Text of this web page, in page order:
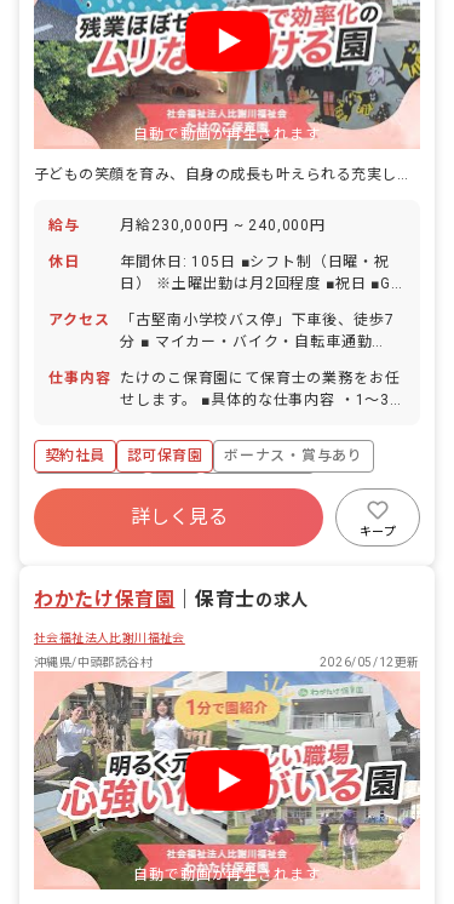
自動で動画が再生されます
子どもの笑顔を育み、自身の成長も叶えられる充実した環境が魅力
給与 月給230,000円 ~ 240,000円
休日
年間休日: 105日 ■シフト制（日曜・祝
日） ※土曜出勤は月2回程度 ■祝日 ■GW
1/3） ■有給休暇（取得率65％／1時間
単位での取得可／5日以上の連休相談
OK） ■慶弔休暇 ■産前産後・育児休暇
（取得率100％・復帰率100％） ■介
結納・結婚式・披露宴・新婚旅行） ■出
産休暇（妻の出産） ■忌引休暇（近親
予防休暇 ■慰霊の日休暇 ■生理休暇 ■在
宅勤務時の養育・介護可能措置 ※お子様
の体調不良や行事による遅刻・早退・欠
アクセス
「古堅南小学校バス停」下車後、徒歩7
分 ■ マイカー・バイク・自転車通勤
仕事内容
たけのこ保育園にて保育士の業務をお任
せします。 ■具体的な仕事内容 ・1〜3歳
（ICTサービス活用） ・連絡帳・日誌記
入（ICTサービス活用） ・保護者対応
契約社員 認可保育園
ボーナス・賞与あり
社会保険完備
有給
福利厚生充実
残業少なめ
昇給昇進あり
詳しく見る
キープ
わかたけ保育園 ｜保育士の求人
社会福祉法人比謝川福祉会
沖縄県/中頭郡読谷村
2026/05/12更新
自動で動画が再生されます